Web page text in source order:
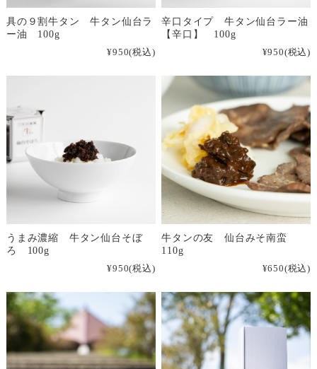
具の９割牛タン 牛タン仙台ラ
ー油 100g
¥950(税込)
辛口タイプ 牛タン仙台ラー油
【辛口】 100g
¥950(税込)
うまみ濃縮 牛タン仙台そぼ
ろ 100g
¥950(税込)
牛タンの友 仙台みそ南蛮
110g
¥650(税込)